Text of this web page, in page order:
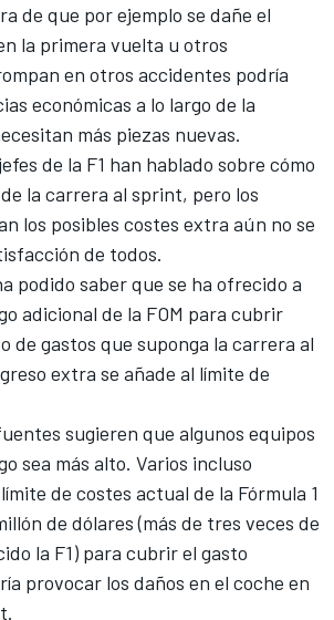
de que por ejemplo se dañe el
la primera vuelta u otros
en otros accidentes podría
económicas a lo largo de la
más piezas nuevas.
de la F1 han hablado sobre cómo
la carrera al sprint, pero los
los posibles costes extra aún no se
de todos.
podido saber que se ha ofrecido a
adicional de la FOM para cubrir
de gastos que suponga la carrera al
extra se añade al límite de
sugieren que algunos equipos
sea más alto. Varios incluso
de costes actual de la Fórmula 1
de dólares (más de tres veces de
la F1) para cubrir el gasto
provocar los daños en el coche en